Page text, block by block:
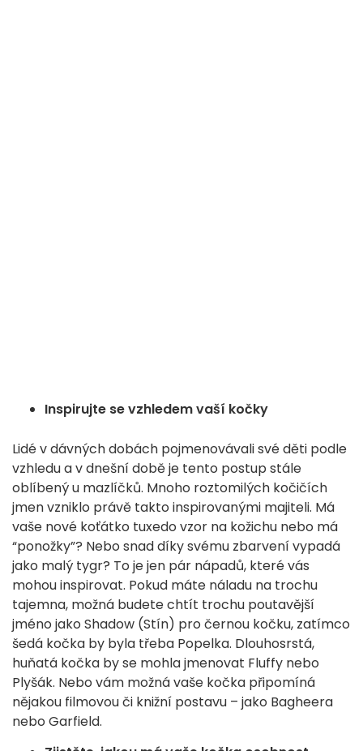
Inspirujte se vzhledem vaší kočky
Lidé v dávných dobách pojmenovávali své děti podle
vzhledu a v dnešní době je tento postup stále
oblíbený u mazlíčků. Mnoho roztomilých kočičích
jmen vzniklo právě takto inspirovanými majiteli. Má
vaše nové koťátko tuxedo vzor na kožichu nebo má
“ponožky”? Nebo snad díky svému zbarvení vypadá
jako malý tygr? To je jen pár nápadů, které vás
mohou inspirovat. Pokud máte náladu na trochu
tajemna, možná budete chtít trochu poutavější
jméno jako Shadow (Stín) pro černou kočku, zatímco
šedá kočka by byla třeba Popelka. Dlouhosrstá,
huňatá kočka by se mohla jmenovat Fluffy nebo
Plyšák. Nebo vám možná vaše kočka připomíná
nějakou filmovou či knižní postavu – jako Bagheera
nebo Garfield.